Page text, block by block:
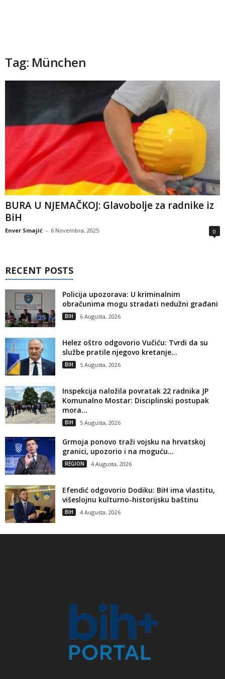
Tag: München
BURA U NJEMAČKOJ: Glavobolje za radnike iz
BiH
Enver Smajić - 6 Novembra, 2025 0
RECENT POSTS
Policija upozorava: U kriminalnim
obračunima mogu stradati nedužni građani
BIH 6 Augusta, 2026
Helez oštro odgovorio Vučiću: Tvrdi da su
službe pratile njegovo kretanje...
BIH 5 Augusta, 2026
Inspekcija naložila povratak 22 radnika JP
Komunalno Mostar: Disciplinski postupak
mora...
BIH 5 Augusta, 2026
Grmoja ponovo traži vojsku na hrvatskoj
granici, upozorio i na moguću...
REGION 4 Augusta, 2026
Efendić odgovorio Dodiku: BiH ima vlastitu,
višeslojnu kulturno-historijsku baštinu
BIH 4 Augusta, 2026